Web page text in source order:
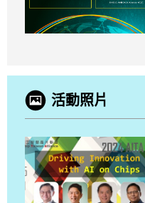
活動照片